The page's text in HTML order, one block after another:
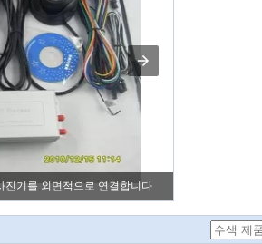
진기를 외면적으로 연결합니다